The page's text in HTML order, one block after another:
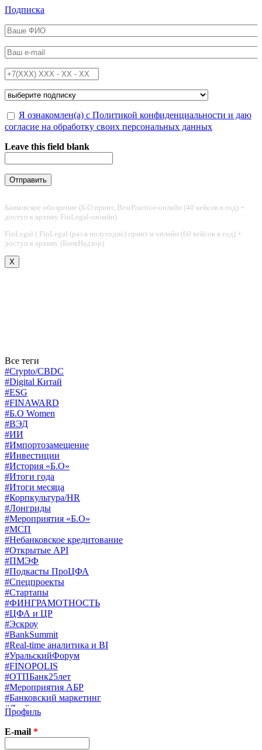
Перейти к основному содержанию
Подписка
ФИО*
Email*
Телефон*
Подписка на*
Обработка персональных данных*
Я ознакомлен(а) с Политикой конфиденциальности и даю
согласие на обработку своих персональных данных
Leave this field blank
Банковское обозрение (Б.О принт, BestPractice-онлайн (40 кейсов в год) +
доступ к архиву FinLegal-онлайн)
FinLegal ( FinLegal (раз в полугодие) принт и онлайн (60 кейсов в год) +
доступ к архиву (БанкНадзор)
X
Все теги
#Crypto/CBDC
#Digital Китай
#ESG
#FINAWARD
#Б.О Women
#ВЭД
#ИИ
#Импортозамещение
#Инвестиции
#История «Б.О»
#Итоги года
#Итоги месяца
#Корпкультура/HR
#Лонгриды
#Мероприятия «Б.О»
#МСП
#Небанковское кредитование
#Открытые API
#ПМЭФ
#Подкасты ПроЦФА
#Спецпроекты
#Стартапы
#ФИНГРАМОТНОСТЬ
#ЦФА и ЦР
#Эскроу
#BankSummit
#Real-time аналитика и BI
#УральскийФорум
#FINOPOLIS
#ОТПБанк25лет
#Мероприятия АБР
#Банковский маркетинг
#Драйверы страхования
#Финконгресс ЦБ
#PB&WM
#UX/CX
Профиль
E-mail *